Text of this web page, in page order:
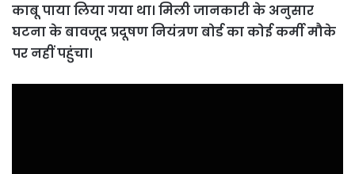
काबू पाया लिया गया था। मिली जानकारी के अनुसार
घटना के बावजूद प्रदूषण नियंत्रण बोर्ड का कोई कर्मी मौके
पर नहीं पहुंचा।